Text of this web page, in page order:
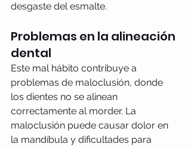
desgaste del esmalte.
Problemas en la alineación
dental
Este mal hábito contribuye a
problemas de maloclusión, donde
los dientes no se alinean
correctamente al morder. La
maloclusión puede causar dolor en
la mandíbula y dificultades para